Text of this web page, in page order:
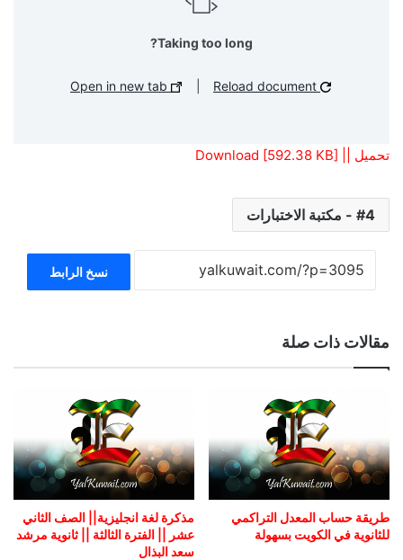
Taking too long?
تحميل || Download [592.38 KB]
4 - مكتبة الاختبارات
نسخ الرابط
مقالات ذات صلة
طريقة حساب المعدل التراكمي
للثانوية في الكويت بسهولة
مذكرة لغة انجليزية|| الصف الثاني
عشر || الفترة الثالثة || ثانوية مرشد
سعد البذال